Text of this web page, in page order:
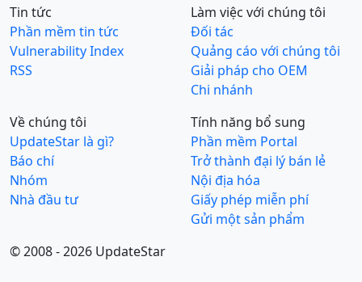
Tin tức
Phần mềm tin tức
Vulnerability Index
RSS
Làm việc với chúng tôi
Đối tác
Quảng cáo với chúng tôi
Giải pháp cho OEM
Chi nhánh
Về chúng tôi
UpdateStar là gì?
Báo chí
Nhóm
Nhà đầu tư
Tính năng bổ sung
Phần mềm Portal
Trở thành đại lý bán lẻ
Nội địa hóa
Giấy phép miễn phí
Gửi một sản phẩm
© 2008 - 2026 UpdateStar